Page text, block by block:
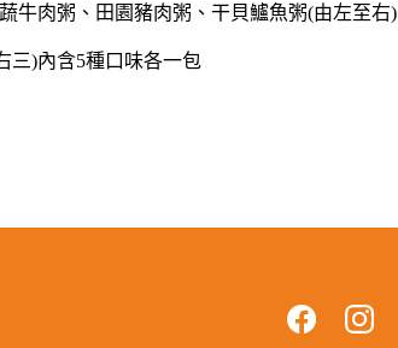
牛肉粥、田園豬肉粥、干貝鱸魚粥(由左至右)
三)內含5種口味各一包